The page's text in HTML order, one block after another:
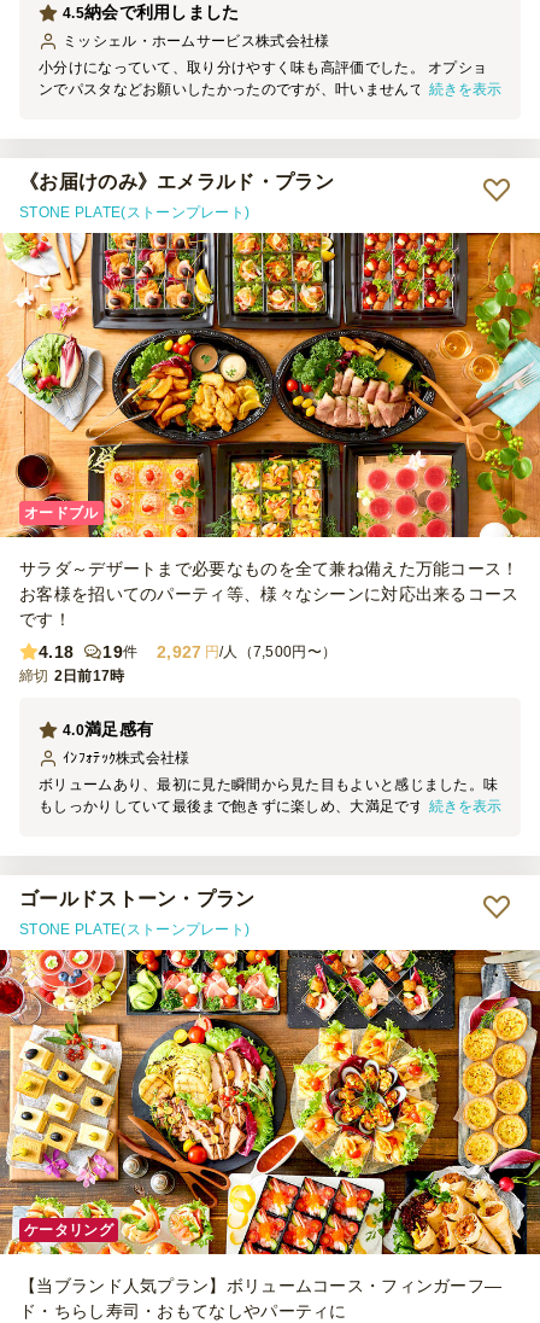
納会で利用しました
4.5
ミッシェル・ホームサービス株式会社様
小分けになっていて、取り分けやすく味も高評価でした。 オプショ
ンでパスタなどお願いしたかったのですが、叶いませんでした。 他
続きを表示
《お届けのみ》エメラルド・プラン
STONE PLATE(ストーンプレート)
オードブル
サラダ～デザートまで必要なものを全て兼ね備えた万能コース！
お客様を招いてのパーティ等、様々なシーンに対応出来るコース
です！
4.18
19件 2,927 円/人（7,500円〜）
締切 2日前17時
満足感有
4.0
ｲﾝﾌｫﾃｯｸ株式会社様
ボリュームあり、最初に見た瞬間から見た目もよいと感じました。味
もしっかりしていて最後まで飽きずに楽しめ、大満足です。量・味・
続きを表示
ゴールドストーン・プラン
STONE PLATE(ストーンプレート)
ケータリング
【当ブランド人気プラン】ボリュームコース・フィンガーフ―
ド・ちらし寿司・おもてなしやパーティに